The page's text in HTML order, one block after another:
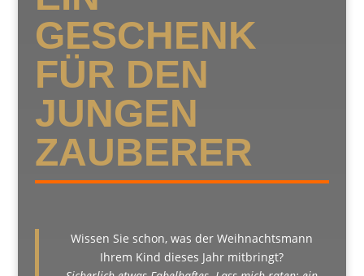
GESCHENK
FÜR DEN
JUNGEN
ZAUBERER
Wissen Sie schon, was der Weihnachtsmann
Ihrem Kind dieses Jahr mitbringt?